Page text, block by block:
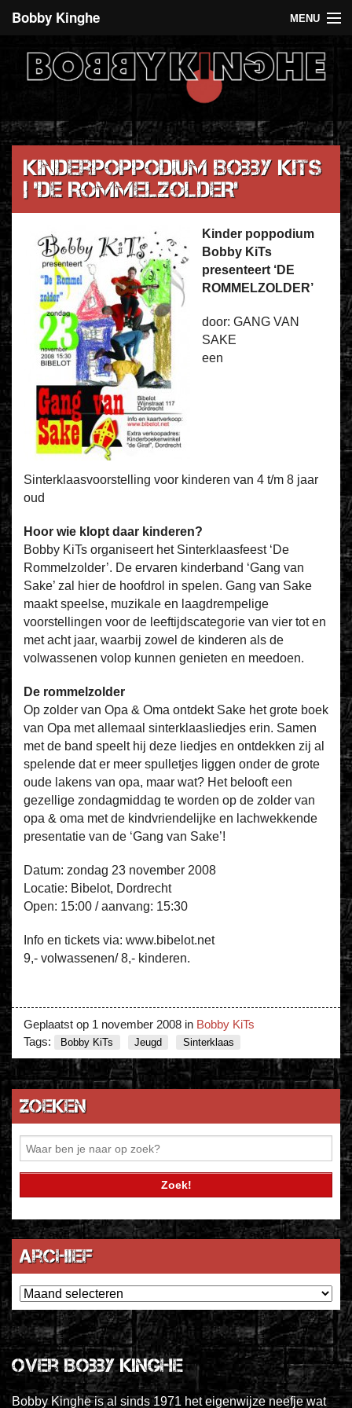
Bobby Kinghe MENU
Recent
De 5 euro club
Over Bobby Kinghe
Contact
Kinderpoppodium Bobby KiTs
| ‘DE ROMMELZOLDER’
Kinder poppodium
Bobby KiTs
presenteert ‘DE
ROMMELZOLDER’
door: GANG VAN
SAKE
een
Sinterklaasvoorstelling voor kinderen van 4 t/m 8 jaar
oud
Hoor wie klopt daar kinderen?
Bobby KiTs organiseert het Sinterklaasfeest ‘De
Rommelzolder’. De ervaren kinderband ‘Gang van
Sake’ zal hier de hoofdrol in spelen. Gang van Sake
maakt speelse, muzikale en laagdrempelige
voorstellingen voor de leeftijdscategorie van vier tot en
met acht jaar, waarbij zowel de kinderen als de
volwassenen volop kunnen genieten en meedoen.
De rommelzolder
Op zolder van Opa & Oma ontdekt Sake het grote boek
van Opa met allemaal sinterklaasliedjes erin. Samen
met de band speelt hij deze liedjes en ontdekken zij al
spelende dat er meer spulletjes liggen onder de grote
oude lakens van opa, maar wat? Het belooft een
gezellige zondagmiddag te worden op de zolder van
opa & oma met de kindvriendelijke en lachwekkende
presentatie van de ‘Gang van Sake’!
Datum: zondag 23 november 2008
Locatie: Bibelot, Dordrecht
Open: 15:00 / aanvang: 15:30
Info en tickets via: www.bibelot.net
9,- volwassenen/ 8,- kinderen.
Geplaatst op 1 november 2008 in Bobby KiTs
Tags:
Bobby KiTs Jeugd Sinterklaas
Zoeken
Archief
Archief
Over Bobby Kinghe
Bobby Kinghe is al sinds 1971 het eigenwijze neefje wat